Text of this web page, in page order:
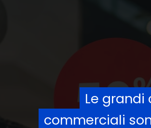
Le grandi
commerciali
Le grandi
commerciali